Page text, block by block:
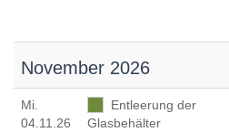
November 2026
Mi.
04.11.26
Entleerung der
Glasbehälter